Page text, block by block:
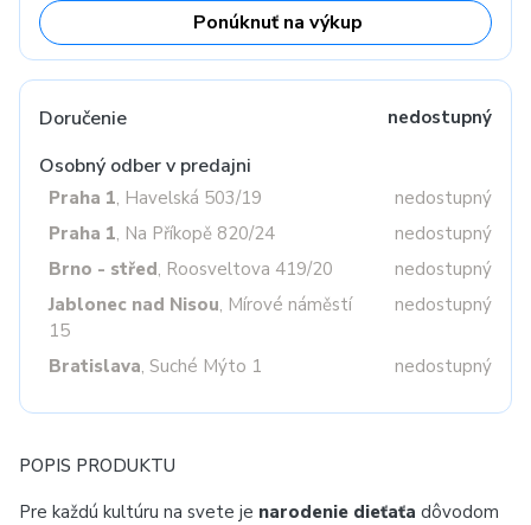
Ponúknuť na výkup
Doručenie nedostupný
Osobný odber v predajni
Praha 1, Havelská 503/19
nedostupný
Praha 1, Na Příkopě 820/24
nedostupný
Brno - střed, Roosveltova 419/20
nedostupný
Jablonec nad Nisou, Mírové náměstí
15
nedostupný
Bratislava, Suché Mýto 1 nedostupný
POPIS PRODUKTU
Pre každú kultúru na svete je narodenie dieťaťa dôvodom